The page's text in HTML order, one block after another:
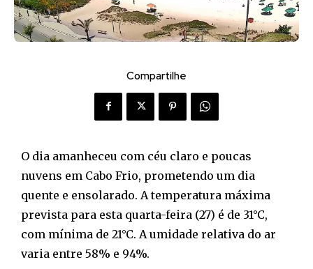
Compartilhe
O dia amanheceu com céu claro e poucas
nuvens em Cabo Frio, prometendo um dia
quente e ensolarado. A temperatura máxima
prevista para esta quarta-feira (27) é de 31°C,
com mínima de 21°C. A umidade relativa do ar
varia entre 58% e 94%.